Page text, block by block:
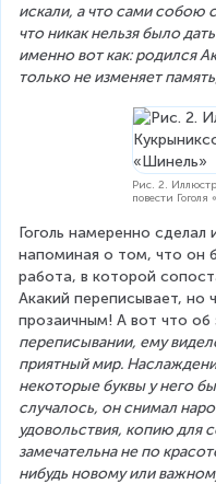
искали, а что сами собою
что никак нельзя было
именно вот как: родился
только не изменяет
Рис. 2.
повести
Гоголь намеренно
напоминая о том, что он
работа, в которой
Акакий переписывает, но
прозаичным! А вот что об
переписывании, ему
приятный мир.
некоторые буквы у него
случалось, он снимал
удовольствия, копию для
замечательна не по
нибудь новому или